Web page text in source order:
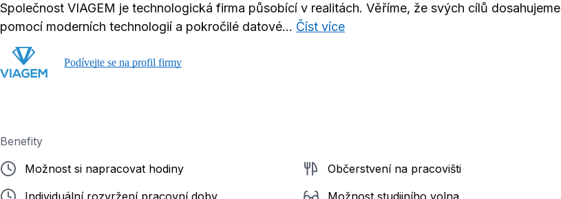
Společnost VIAGEM je technologická firma působící v realitách. Věříme, že svých cílů dosahujeme
pomocí moderních technologií a pokročilé datové... Číst více
Podívejte se na profil firmy
Benefity
Možnost si napracovat hodiny
Individuální rozvržení pracovní doby
Občerstvení na pracovišti
Možnost studijního volna